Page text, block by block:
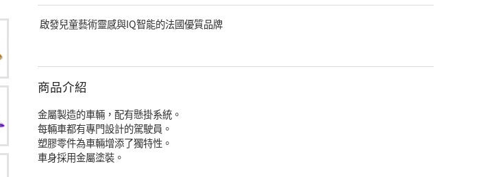
啟發兒童藝術靈感與IQ智能的法國優質品牌
商品介紹
金屬製造的車輛，配有懸掛系統。
每輛車都有專門設計的駕駛員。
塑膠零件為車輛增添了獨特性。
車身採用金屬塗裝。